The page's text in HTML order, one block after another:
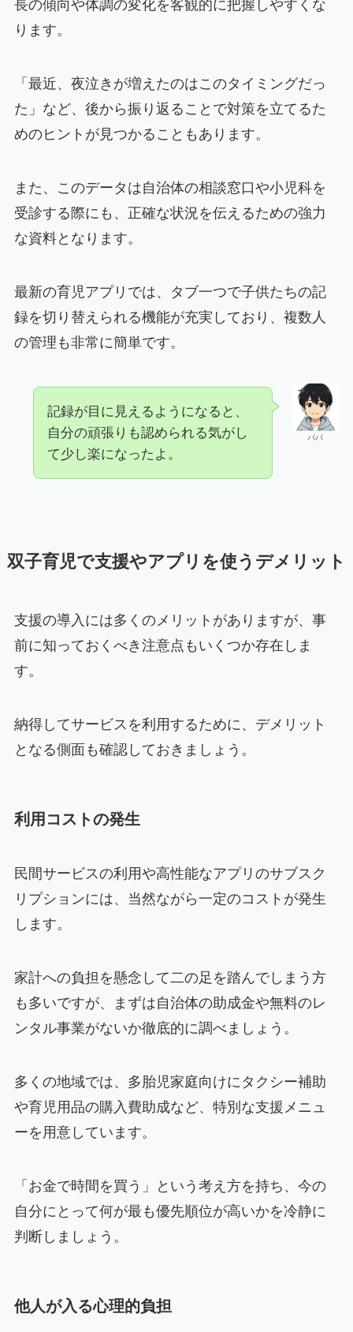
長の傾向や体調の変化を客観的に把握しやすくな
ります。
「最近、夜泣きが増えたのはこのタイミングだっ
た」など、後から振り返ることで対策を立てるた
めのヒントが見つかることもあります。
また、このデータは自治体の相談窓口や小児科を
受診する際にも、正確な状況を伝えるための強力
な資料となります。
最新の育児アプリでは、タブ一つで子供たちの記
録を切り替えられる機能が充実しており、複数人
の管理も非常に簡単です。
パパ
記録が目に見えるようになると、
自分の頑張りも認められる気がし
て少し楽になったよ。
双子育児で支援やアプリを使うデメリット
支援の導入には多くのメリットがありますが、事
前に知っておくべき注意点もいくつか存在しま
す。
納得してサービスを利用するために、デメリット
となる側面も確認しておきましょう。
利用コストの発生
民間サービスの利用や高性能なアプリのサブスク
リプションには、当然ながら一定のコストが発生
します。
家計への負担を懸念して二の足を踏んでしまう方
も多いですが、まずは自治体の助成金や無料のレ
ンタル事業がないか徹底的に調べましょう。
多くの地域では、多胎児家庭向けにタクシー補助
や育児用品の購入費助成など、特別な支援メニュ
ーを用意しています。
「お金で時間を買う」という考え方を持ち、今の
自分にとって何が最も優先順位が高いかを冷静に
判断しましょう。
他人が入る心理的負担